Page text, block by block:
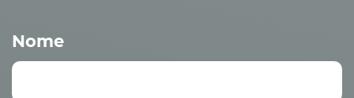
Nome